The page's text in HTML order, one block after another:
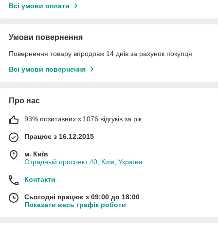
Всі умови оплати
Умови повернення
Повернення товару впродовж 14 днів за рахунок покупця
Всі умови повернення
Про нас
93% позитивних з 1076 відгуків за рік
Працює з 16.12.2015
м. Київ
Отрадный проспект 40, Київ, Україна
Контакти
Сьогодні працює з 09:00 до 18:00
Показати весь графік роботи